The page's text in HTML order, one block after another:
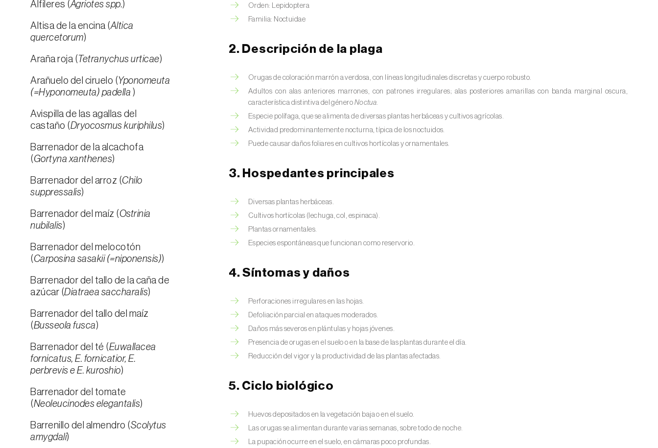
Alfileres (Agriotes spp.)
Altisa de la encina (Altica
quercetorum)
Araña roja ( Tetranychus urticae)
Arañuelo del ciruelo (Yponomeuta
(=Hyponomeuta) padella )
Avispilla de las agallas del
castaño (Dryocosmus kuriphilus)
Barrenador de la alcachofa
(Gortyna xanthenes)
Barrenador del arroz (Chilo
suppressalis)
Barrenador del maíz (Ostrinia
nubilalis)
Barrenador del melocotón
(Carposina sasakii (=niponensis))
Barrenador del tallo de la caña de
azúcar (Diatraea saccharalis)
Barrenador del tallo del maíz
(Busseola fusca)
Barrenador del té (Euwallacea
fornicatus, E. fornicatior, E.
perbrevis e E. kuroshio)
Barrenador del tomate
(Neoleucinodes elegantalis)
Barrenillo del almendro (Scolytus
amygdali)
Orden: Lepidoptera
Familia: Noctuidae
2. Descripción de la plaga
Orugas de coloración marrón a verdosa, con líneas longitudinales discretas y cuerpo robusto.
Adultos con alas anteriores marrones, con patrones irregulares; alas posteriores amarillas con banda marginal oscura,
característica distintiva del género Noctua.
Especie polífaga, que se alimenta de diversas plantas herbáceas y cultivos agrícolas.
Actividad predominantemente nocturna, típica de los noctuidos.
Puede causar daños foliares en cultivos hortícolas y ornamentales.
3. Hospedantes principales
Diversas plantas herbáceas.
Cultivos hortícolas (lechuga, col, espinaca).
Plantas ornamentales.
Especies espontáneas que funcionan como reservorio.
4. Síntomas y daños
Perforaciones irregulares en las hojas.
Defoliación parcial en ataques moderados.
Daños más severos en plántulas y hojas jóvenes.
Presencia de orugas en el suelo o en la base de las plantas durante el día.
Reducción del vigor y la productividad de las plantas afectadas.
5. Ciclo biológico
Huevos depositados en la vegetación baja o en el suelo.
Las orugas se alimentan durante varias semanas, sobre todo de noche.
La pupación ocurre en el suelo, en cámaras poco profundas.